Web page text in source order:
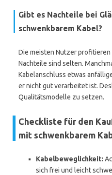
Gibt es Nachteile bei
schwenkbarem Kabel?
Die meisten Nutzer profitieren
Nachteile sind selten.
Kabelanschluss etwas
er nicht gut verarbeitet ist.
Qualitätsmodelle zu setzen.
Checkliste für den
mit schwenkbarem
Kabelbeweglichkeit:
sich frei und leicht